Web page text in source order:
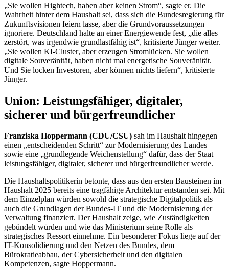
„Sie wollen Hightech, haben aber keinen Strom“, sagte er. Die
Wahrheit hinter dem Haushalt sei, dass sich die Bundesregierung für
Zukunftsvisionen feiern lasse, aber die Grundvoraussetzungen
ignoriere. Deutschland halte an einer Energiewende fest, „die alles
zerstört, was irgendwie grundlastfähig ist“, kritisierte Jünger weiter.
„Sie wollen KI-Cluster, aber erzeugen Stromlücken. Sie wollen
digitale Souveränität, haben nicht mal energetische Souveränität.
Und Sie locken Investoren, aber können nichts liefern“, kritisierte
Jünger.
Union: Leistungsfähiger, digitaler,
sicherer und bürgerfreundlicher
Franziska Hoppermann (CDU/CSU) sah im Haushalt hingegen
einen „entscheidenden Schritt“ zur Modernisierung des Landes
sowie eine „grundlegende Weichenstellung“ dafür, dass der Staat
leistungsfähiger, digitaler, sicherer und bürgerfreundlicher werde.
Die Haushaltspolitikerin betonte, dass aus den ersten Bausteinen im
Haushalt 2025 bereits eine tragfähige Architektur entstanden sei. Mit
dem Einzelplan würden sowohl die strategische Digitalpolitik als
auch die Grundlagen der Bundes-IT und die Modernisierung der
Verwaltung finanziert. Der Haushalt zeige, wie Zuständigkeiten
gebündelt würden und wie das Ministerium seine Rolle als
strategisches Ressort einnehme. Ein besonderer Fokus liege auf der
IT-Konsolidierung und den Netzen des Bundes, dem
Bürokratieabbau, der Cybersicherheit und den digitalen
Kompetenzen, sagte Hoppermann.